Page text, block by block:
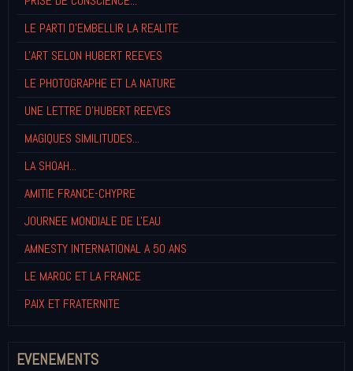
LE PARTI D'EMBELLIR LA REALITE
L'ART SELON HUBERT REEVES
LE PHOTOGRAPHE ET LA NATURE
UNE LETTRE D'HUBERT REEVES
MAGIQUES SIMILITUDES...
LA SHOAH...
AMITIE FRANCE-CHYPRE
JOURNEE MONDIALE DE L'EAU
AMNESTY INTERNATIONAL A 50 ANS
LE MAROC ET LA FRANCE
PAIX ET FRATERNITE
EVENEMENTS